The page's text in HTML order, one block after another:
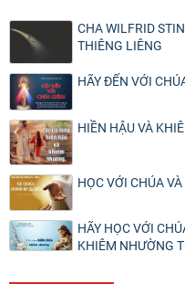
CHA WILFRID
THIÊNG LIÊNG
HÃY ĐẾN VỚI
HIỀN HẬU VÀ
HỌC VỚI CHÚA
HÃY HỌC VỚI
KHIÊM NHƯỜNG